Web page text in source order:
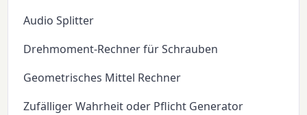
Audio Splitter
Drehmoment-Rechner für Schrauben
Geometrisches Mittel Rechner
Zufälliger Wahrheit oder Pflicht Generator